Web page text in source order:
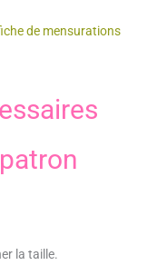
de mensurations
la taille.